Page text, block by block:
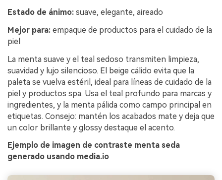
Estado de ánimo: suave, elegante, aireado
Mejor para: empaque de productos para el cuidado de la
piel
La menta suave y el teal sedoso transmiten limpieza,
suavidad y lujo silencioso. El beige cálido evita que la
paleta se vuelva estéril, ideal para líneas de cuidado de la
piel y productos spa. Usa el teal profundo para marcas y
ingredientes, y la menta pálida como campo principal en
etiquetas. Consejo: mantén los acabados mate y deja que
un color brillante y glossy destaque el acento.
Ejemplo de imagen de contraste menta seda
generado usando media.io